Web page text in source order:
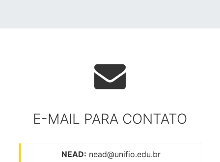
E-MAIL PARA CONTATO
NEAD: nead@unifio.edu.br